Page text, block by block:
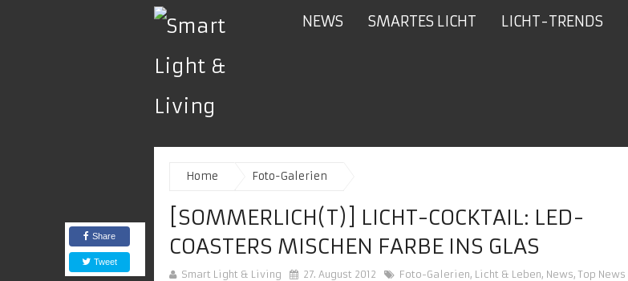
NEWS SMARTES LICHT LICHT-TRENDS
Home Foto-Galerien
[SOMMERLICH(T)] LICHT-COCKTAIL: LED-
COASTERS MISCHEN FARBE INS GLAS
Smart Light & Living 27. August 2012 Foto-Galerien, Licht & Leben, News,Top News
Share
Tweet